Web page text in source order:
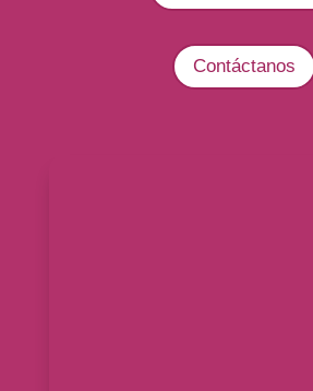
Contáctanos